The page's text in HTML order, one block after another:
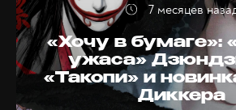
«Хочу в бумаге»:
ужаса»
«Такопи» и
Диккера
7 месяцев